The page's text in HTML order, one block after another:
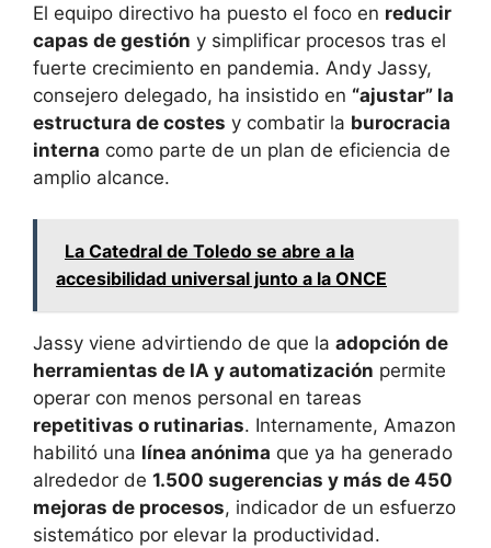
El equipo directivo ha puesto el foco en reducir
capas de gestión y simplificar procesos tras el
fuerte crecimiento en pandemia. Andy Jassy,
consejero delegado, ha insistido en “ajustar” la
estructura de costes y combatir la burocracia
interna como parte de un plan de eficiencia de
amplio alcance.
La Catedral de Toledo se abre a la
accesibilidad universal junto a la ONCE
Jassy viene advirtiendo de que la adopción de
herramientas de IA y automatización permite
operar con menos personal en tareas
repetitivas o rutinarias. Internamente, Amazon
habilitó una línea anónima que ya ha generado
alrededor de 1.500 sugerencias y más de 450
mejoras de procesos, indicador de un esfuerzo
sistemático por elevar la productividad.